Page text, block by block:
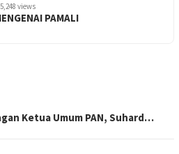
5,248 views
PAMALI
Ketua Umum PAN, Suhard…